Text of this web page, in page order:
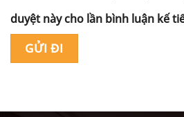
duyệt này cho lần bình luận kế